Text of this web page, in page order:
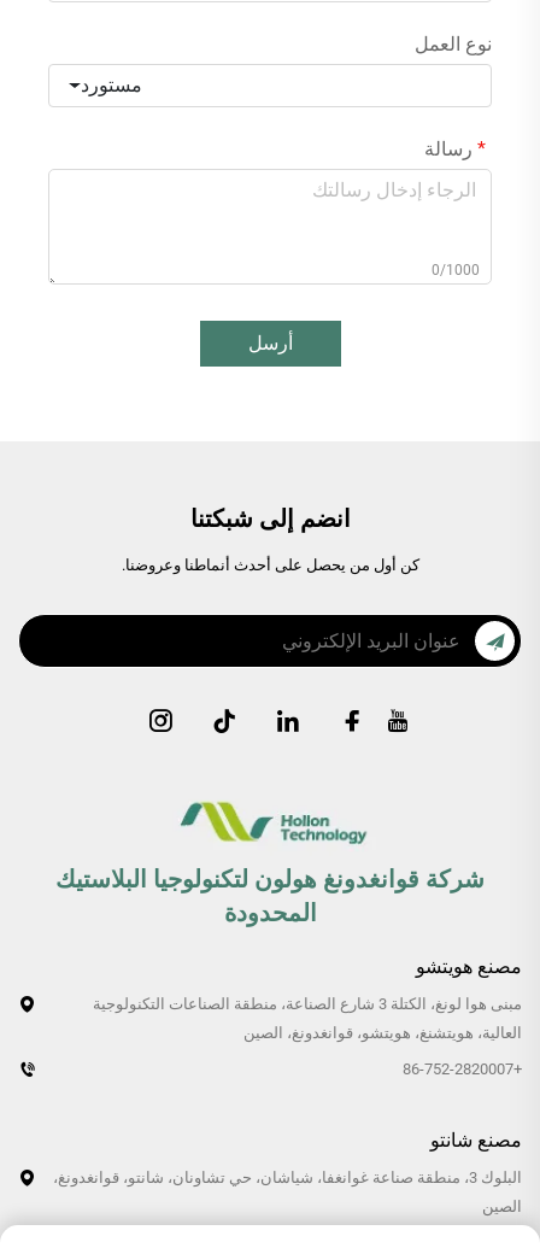
نوع العمل
مستورد
رسالة
0/1000
أرسل
انضم إلى شبكتنا
كن أول من يحصل على أحدث أنماطنا وعروضنا.
شركة قوانغدونغ هولون لتكنولوجيا البلاستيك
المحدودة
مصنع هويتشو
مبنى هوا لونغ، الكتلة 3 شارع الصناعة، منطقة الصناعات التكنولوجية
العالية، هويتشنغ، هويتشو، قوانغدونغ، الصين
+86-752-2820007
مصنع شانتو
البلوك 3، منطقة صناعة غوانغفا، شياشان، حي تشاونان، شانتو، قوانغدونغ،
الصين